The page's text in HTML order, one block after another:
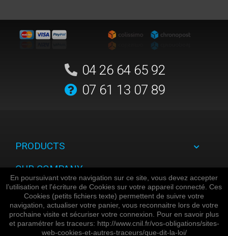
04 26 64 65 92
07 61 13 07 89
PRODUCTS
OUR COMPANY
YOUR ACCOUNT
STORE INFORMATION
En poursuivant votre navigation sur ce site, vous devez accepter
l’utilisation et l'écriture de Cookies sur votre appareil connecté. Ces
Cookies (petits fichiers texte) permettent de suivre votre
navigation, actualiser votre panier, vous reconnaitre lors de votre
prochaine visite et sécuriser votre connexion. Pour en savoir plus
et paramétrer les traceurs: http://www.cnil.fr/vos-obligations/sites-
web-cookies-et-autres-traceurs/que-dit-la-loi/